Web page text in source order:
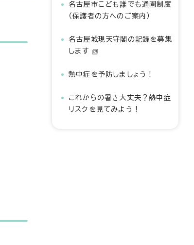
名古屋市こども誰でも通園制度
（保護者の方へのご案内）
名古屋城現天守閣の記録を募集
します
熱中症を予防しましょう！
これからの暑さ大丈夫？熱中症
リスクを見てみよう！